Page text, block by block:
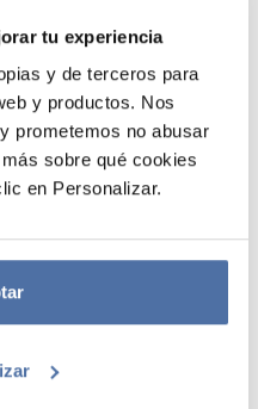
tu experiencia
y de terceros para
y productos. Nos
prometemos no abusar
sobre qué cookies
en Personalizar.
POP
de polipropileno.